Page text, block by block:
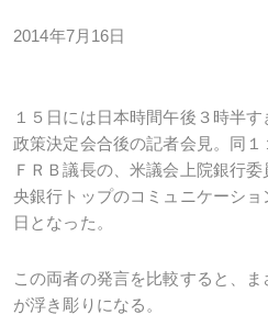
2014年7月16日
１５日には日本時間午後３時半
政策決定会合後の記者会見。同
ＦＲＢ議長の、米議会上院銀行
央銀行トップのコミュニケーシ
日となった。
この両者の発言を比較すると、
が浮き彫りになる。